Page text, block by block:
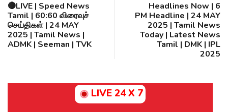
🔴LIVE | Speed News
Tamil | 60:60 விரைவுச்
செய்திகள் | 24 MAY
2025 | Tamil News |
ADMK | Seeman | TVK
Headlines Now | 6
PM Headline | 24 MAY
2025 | Tamil News
Today | Latest News
Tamil | DMK | IPL
2025
LIVE 24 X 7